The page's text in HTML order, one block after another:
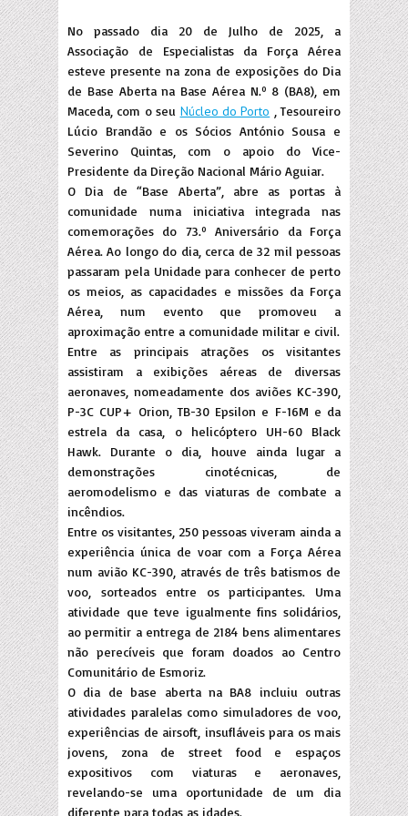
No passado dia 20 de Julho de 2025, a
Associação de Especialistas da Força Aérea
esteve presente na zona de exposições do Dia
de Base Aberta na Base Aérea N.º 8 (BA8), em
Maceda, com o seu Núcleo do Porto , Tesoureiro
Lúcio Brandão e os Sócios António Sousa e
Severino Quintas, com o apoio do Vice-
Presidente da Direção Nacional Mário Aguiar.
O Dia de “Base Aberta”, abre as portas à
comunidade numa iniciativa integrada nas
comemorações do 73.º Aniversário da Força
Aérea. Ao longo do dia, cerca de 32 mil pessoas
passaram pela Unidade para conhecer de perto
os meios, as capacidades e missões da Força
Aérea, num evento que promoveu a
aproximação entre a comunidade militar e civil.
Entre as principais atrações os visitantes
assistiram a exibições aéreas de diversas
aeronaves, nomeadamente dos aviões KC-390,
P-3C CUP+ Orion, TB-30 Epsilon e F-16M e da
estrela da casa, o helicóptero UH-60 Black
Hawk. Durante o dia, houve ainda lugar a
demonstrações cinotécnicas, de
aeromodelismo e das viaturas de combate a
incêndios.
Entre os visitantes, 250 pessoas viveram ainda a
experiência única de voar com a Força Aérea
num avião KC-390, através de três batismos de
voo, sorteados entre os participantes. Uma
atividade que teve igualmente fins solidários,
ao permitir a entrega de 2184 bens alimentares
não perecíveis que foram doados ao Centro
Comunitário de Esmoriz.
O dia de base aberta na BA8 incluiu outras
atividades paralelas como simuladores de voo,
experiências de airsoft, insufláveis para os mais
jovens, zona de street food e espaços
expositivos com viaturas e aeronaves,
revelando-se uma oportunidade de um dia
diferente para todas as idades.